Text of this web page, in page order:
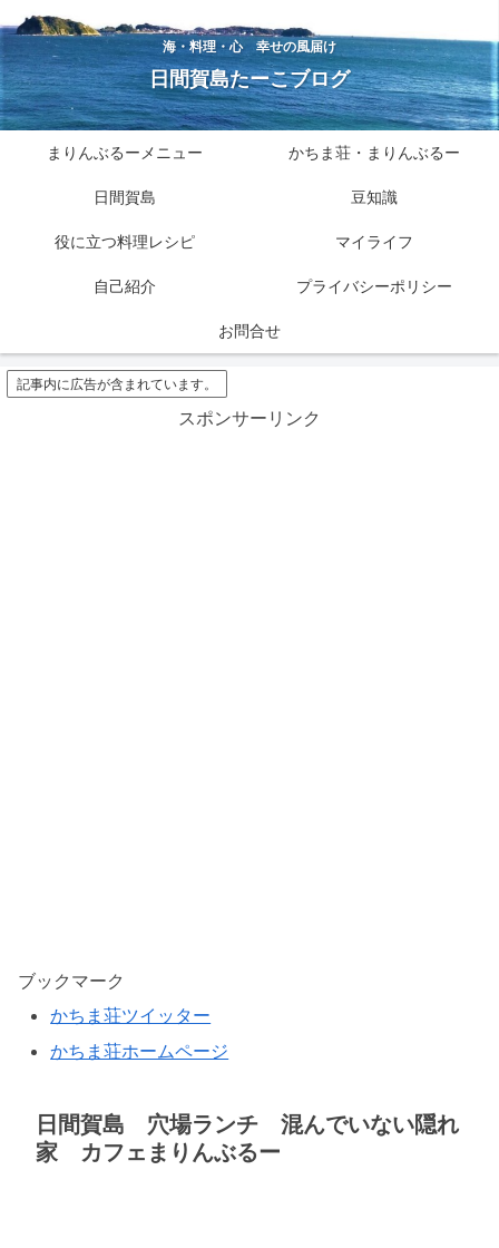
海・料理・心 幸せの風届け
日間賀島たーこブログ
まりんぶるーメニュー かちま荘・まりんぶるー
日間賀島 豆知識
役に立つ料理レシピ マイライフ
自己紹介 プライバシーポリシー
お問合せ
記事内に広告が含まれています。
スポンサーリンク
ブックマーク
かちま荘ツイッター
かちま荘ホームページ
日間賀島 穴場ランチ 混んでいない隠れ
家 カフェまりんぶるー